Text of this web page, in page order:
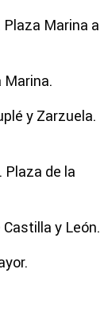
Plaza Marina a
Marina.
y Zarzuela.
Plaza de la
y León.